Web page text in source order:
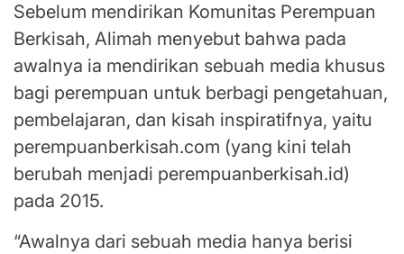
Sebelum mendirikan Komunitas Perempuan
Berkisah, Alimah menyebut bahwa pada
awalnya ia mendirikan sebuah media khusus
bagi perempuan untuk berbagi pengetahuan,
pembelajaran, dan kisah inspiratifnya, yaitu
perempuanberkisah.com (yang kini telah
berubah menjadi perempuanberkisah.id)
pada 2015.
“Awalnya dari sebuah media hanya berisi